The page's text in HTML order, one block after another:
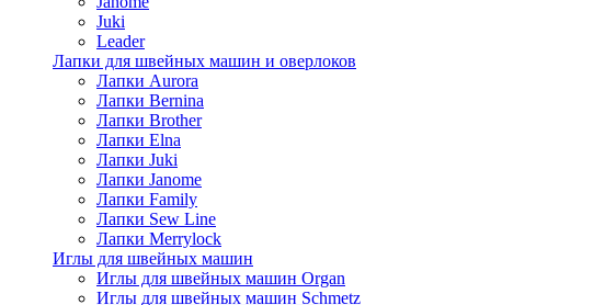
Juki
Leader
Лапки для швейных машин и оверлоков
Лапки Aurora
Лапки Bernina
Лапки Brother
Лапки Elna
Лапки Juki
Лапки Janome
Лапки Family
Лапки Sew Line
Лапки Merrylock
Иглы для швейных машин
Иглы для швейных машин Organ
Иглы для швейных машин Schmetz